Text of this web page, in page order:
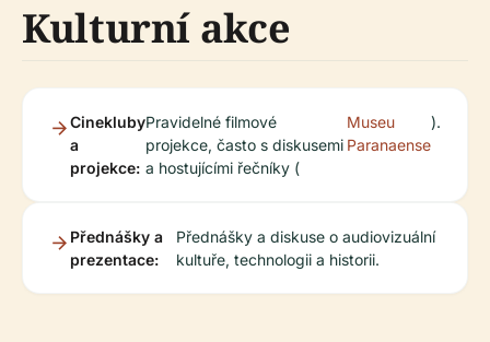
Kulturní akce
Cinekluby
a
projekce:
Pravidelné filmové
projekce, často s diskusemi
a hostujícími řečníky (
Museu
Paranaense
).
Přednášky a
prezentace:
Přednášky a diskuse o audiovizuální
kultuře, technologii a historii.